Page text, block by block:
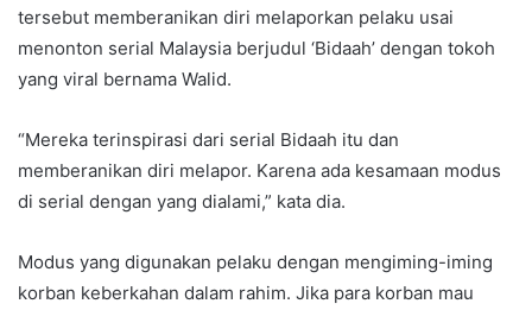
tersebut memberanikan diri melaporkan pelaku usai
menonton serial Malaysia berjudul ‘Bidaah’ dengan tokoh
yang viral bernama Walid.
“Mereka terinspirasi dari serial Bidaah itu dan
memberanikan diri melapor. Karena ada kesamaan modus
di serial dengan yang dialami,” kata dia.
Modus yang digunakan pelaku dengan mengiming-iming
korban keberkahan dalam rahim. Jika para korban mau